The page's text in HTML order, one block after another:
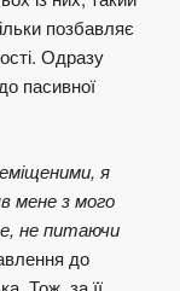
позбавляє
Одразу
пасивної
я
мене з мого
не питаючи
до